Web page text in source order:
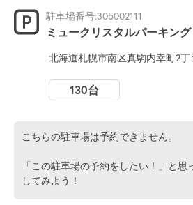
駐車場番号:305002111
ミュークリスタルパーキング
北海道札幌市南区真駒内幸町2丁
130台
こちらの駐車場は予約できません。
「この駐車場の予約をしたい！」と
してみよう！